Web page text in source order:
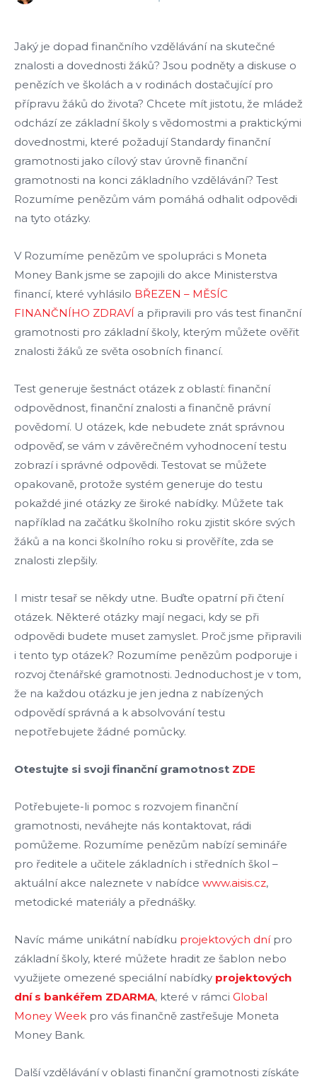
Jaký je dopad finančního vzdělávání na skutečné
znalosti a dovednosti žáků? Jsou podněty a diskuse o
penězích ve školách a v rodinách dostačující pro
přípravu žáků do života? Chcete mít jistotu, že mládež
odchází ze základní školy s vědomostmi a praktickými
dovednostmi, které požadují Standardy finanční
gramotnosti jako cílový stav úrovně finanční
gramotnosti na konci základního vzdělávání? Test
Rozumíme penězům vám pomáhá odhalit odpovědi
na tyto otázky.
V Rozumíme penězům ve spolupráci s Moneta
Money Bank jsme se zapojili do akce Ministerstva
financí, které vyhlásilo BŘEZEN – MĚSÍC
FINANČNÍHO ZDRAVÍ a připravili pro vás test finanční
gramotnosti pro základní školy, kterým můžete ověřit
znalosti žáků ze světa osobních financí.
Test generuje šestnáct otázek z oblastí: finanční
odpovědnost, finanční znalosti a finančně právní
povědomí. U otázek, kde nebudete znát správnou
odpověď, se vám v závěrečném vyhodnocení testu
zobrazí i správné odpovědi. Testovat se můžete
opakovaně, protože systém generuje do testu
pokaždé jiné otázky ze široké nabídky. Můžete tak
například na začátku školního roku zjistit skóre svých
žáků a na konci školního roku si prověříte, zda se
znalosti zlepšily.
I mistr tesař se někdy utne. Buďte opatrní při čtení
otázek. Některé otázky mají negaci, kdy se při
odpovědi budete muset zamyslet. Proč jsme připravili
i tento typ otázek? Rozumíme penězům podporuje i
rozvoj čtenářské gramotnosti. Jednoduchost je v tom,
že na každou otázku je jen jedna z nabízených
odpovědí správná a k absolvování testu
nepotřebujete žádné pomůcky.
Otestujte si svoji finanční gramotnost ZDE
Potřebujete-li pomoc s rozvojem finanční
gramotnosti, neváhejte nás kontaktovat, rádi
pomůžeme. Rozumíme penězům nabízí semináře
pro ředitele a učitele základních i středních škol –
aktuální akce naleznete v nabídce www.aisis.cz,
metodické materiály a přednášky.
Navíc máme unikátní nabídku projektových dnípro
základní školy, které můžete hradit ze šablon nebo
využijete omezené speciální nabídky projektových
dní s bankéřem ZDARMA, které v rámci Global
Money Week pro vás finančně zastřešuje Moneta
Money Bank.
Další vzdělávání v oblasti finanční gramotnosti získáte